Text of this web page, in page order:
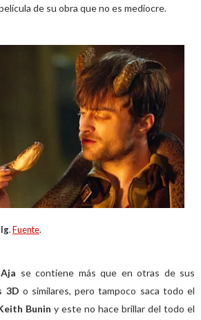
de su obra que no es mediocre.
Ig.Fuente.
se contiene más que en otras de sus
3D o similares, pero tampoco saca todo el
Bunin y este no hace brillar del todo el